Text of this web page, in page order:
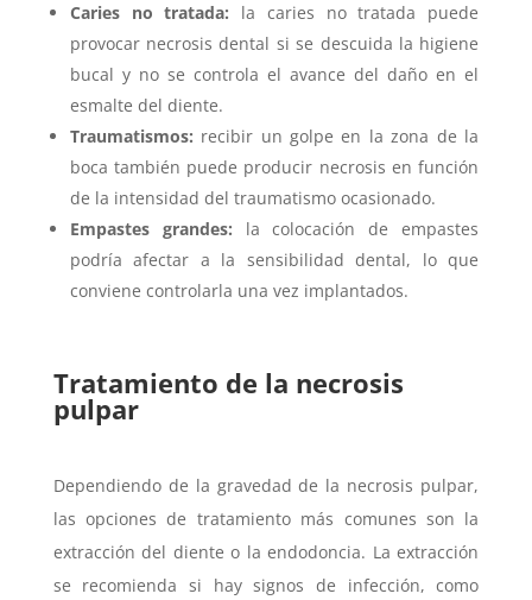
Caries no tratada: la caries no tratada puede
provocar necrosis dental si se descuida la higiene
bucal y no se controla el avance del daño en el
esmalte del diente.
Traumatismos: recibir un golpe en la zona de la
boca también puede producir necrosis en función
de la intensidad del traumatismo ocasionado.
Empastes grandes: la colocación de empastes
podría afectar a la sensibilidad dental, lo que
conviene controlarla una vez implantados.
Tratamiento de la necrosis
pulpar
Dependiendo de la gravedad de la necrosis pulpar,
las opciones de tratamiento más comunes son la
extracción del diente o la endodoncia. La extracción
se recomienda si hay signos de infección, como